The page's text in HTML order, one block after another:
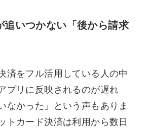
追いつかない「後から請求
済をフル活用している人の中
プリに反映されるのが遅れ
なかった」という声もありま
トカード決済は利用から数日